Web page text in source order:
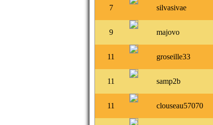
7 silvasivae
9 majovo
11 groseille33
11 samp2b
11 clouseau57070